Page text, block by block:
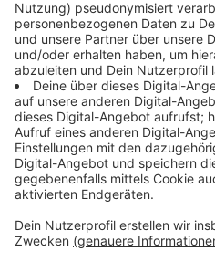
entsprechende Satzung. Im
verabschieden, ab Januar
Das Radfahren war bisher
Ortes gerecht zu werden.
Friedhöfe aber sehr
künftig lange Wege
von Grabschmuck.
Rollerblades oder
Anzeige